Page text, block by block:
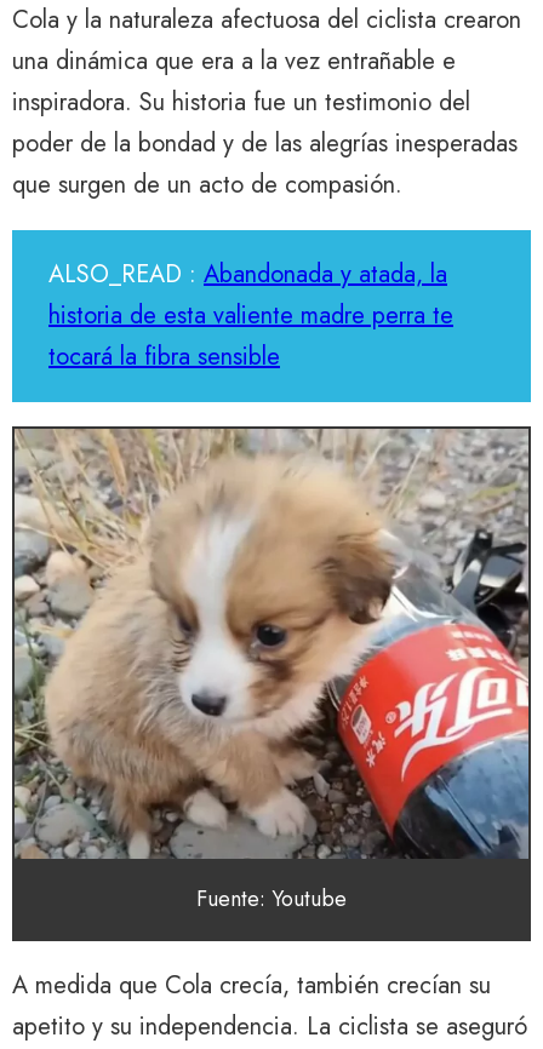
Cola y la naturaleza afectuosa del ciclista crearon
una dinámica que era a la vez entrañable e
inspiradora. Su historia fue un testimonio del
poder de la bondad y de las alegrías inesperadas
que surgen de un acto de compasión.
ALSO_READ : Abandonada y atada, la
historia de esta valiente madre perra te
tocará la fibra sensible
Fuente: Youtube
A medida que Cola crecía, también crecían su
apetito y su independencia. La ciclista se aseguró